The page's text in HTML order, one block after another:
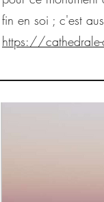
fin en soi ; c'est
https://